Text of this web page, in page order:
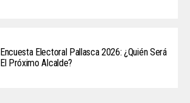
Encuesta Electoral Pallasca 2026: ¿Quién Será
El Próximo Alcalde?